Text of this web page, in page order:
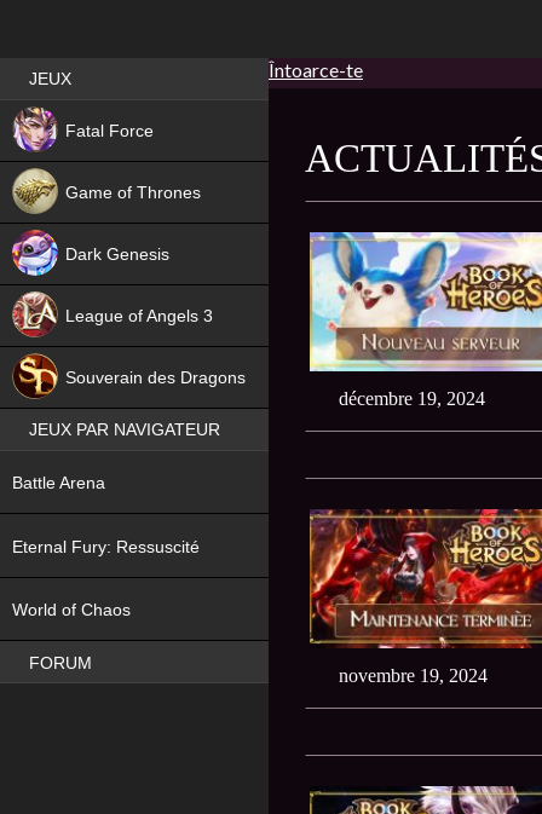
Întoarce-te
décembre 19, 2024
novembre 19, 2024
Best RPG games in France
JEUX
Fatal Force
Game of Thrones
Dark Genesis
League of Angels 3
Souverain des Dragons
JEUX PAR NAVIGATEUR
Battle Arena
Eternal Fury: Ressuscité
World of Chaos
FORUM